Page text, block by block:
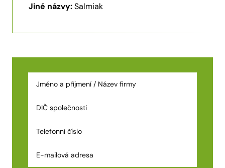
Jiné názvy:Salmiak